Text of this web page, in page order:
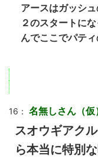
アースはガッシ
２のスタートに
んでここでパテ
16： 名無しさん（仮
スオウギアク
ら本当に特別